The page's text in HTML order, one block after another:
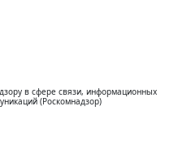
в сфере связи, информационных
(Роскомнадзор)